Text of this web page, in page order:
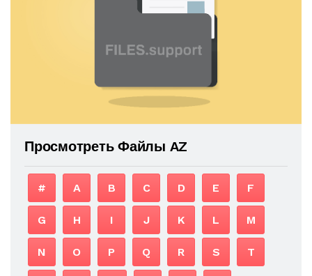
Просмотреть Файлы AZ
# A B C D E F
G H I J K L M
N O P Q R S T